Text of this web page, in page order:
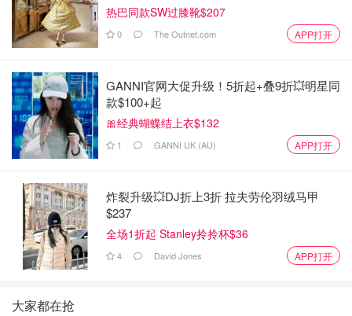
热巴同款SW过膝靴$207
0 The Outnet.com APP打开
GANNI官网大促升级！5折起+叠9折💥明星同
款$100+起
🎀经典蝴蝶结上衣$132
1 GANNI UK (AU) APP打开
炸裂升级💥DJ折上3折 拉夫劳伦羽绒马甲
$237
全场1折起 Stanley拎拎杯$36
4 David Jones APP打开
大家都在抢